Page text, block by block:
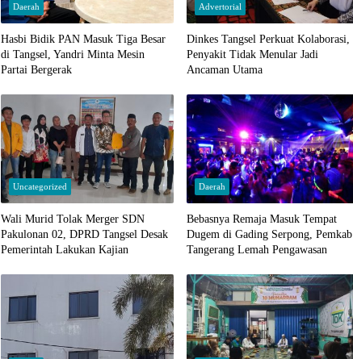
Daerah
Hasbi Bidik PAN Masuk Tiga Besar
di Tangsel, Yandri Minta Mesin
Partai Bergerak
Advertorial
Dinkes Tangsel Perkuat Kolaborasi,
Penyakit Tidak Menular Jadi
Ancaman Utama
Uncategorized
Wali Murid Tolak Merger SDN
Pakulonan 02, DPRD Tangsel Desak
Pemerintah Lakukan Kajian
Daerah
Bebasnya Remaja Masuk Tempat
Dugem di Gading Serpong, Pemkab
Tangerang Lemah Pengawasan